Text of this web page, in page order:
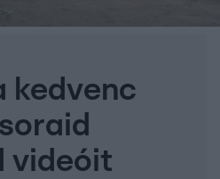
kedvenc
videóit